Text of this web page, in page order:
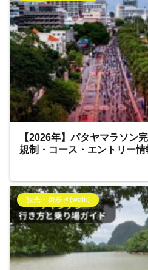
【2026年】パタヤマラソン
規制・コース・エントリー情
観光・街歩き(walk)